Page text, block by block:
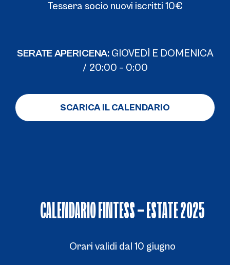
Tessera socio nuovi iscritti 10€
SERATE APERICENA:GIOVEDÌ E DOMENICA
/ 20:00 – 0:00
SCARICA IL CALENDARIO
CALENDARIO FINTESS – ESTATE 2025
Orari validi dal 10 giugno